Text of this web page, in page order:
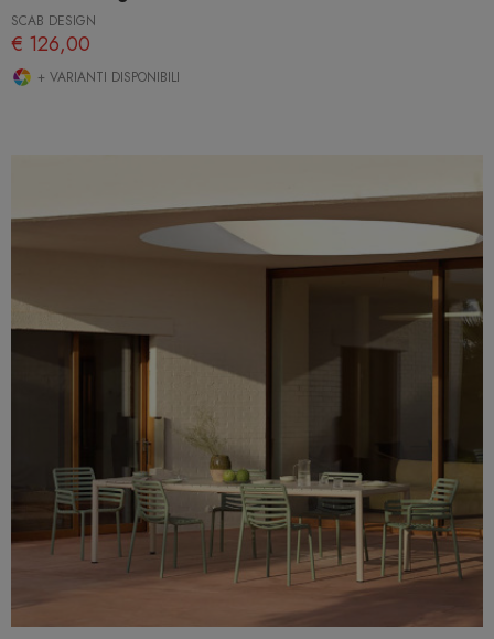
SCAB DESIGN
€ 126,00
+ VARIANTI DISPONIBILI